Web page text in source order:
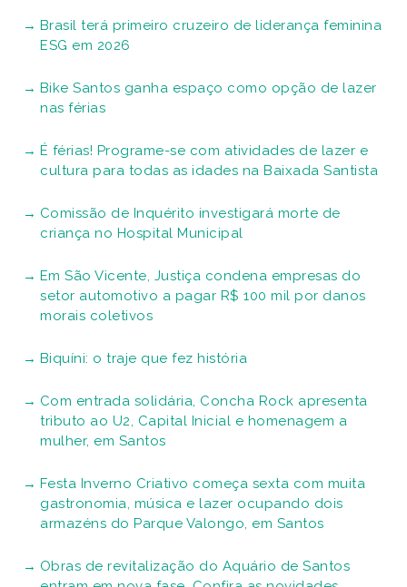
Brasil terá primeiro cruzeiro de liderança feminina
ESG em 2026
Bike Santos ganha espaço como opção de lazer
nas férias
É férias! Programe-se com atividades de lazer e
cultura para todas as idades na Baixada Santista
Comissão de Inquérito investigará morte de
criança no Hospital Municipal
Em São Vicente, Justiça condena empresas do
setor automotivo a pagar R$ 100 mil por danos
morais coletivos
Biquíni: o traje que fez história
Com entrada solidária, Concha Rock apresenta
tributo ao U2, Capital Inicial e homenagem a
mulher, em Santos
Festa Inverno Criativo começa sexta com muita
gastronomia, música e lazer ocupando dois
armazéns do Parque Valongo, em Santos
Obras de revitalização do Aquário de Santos